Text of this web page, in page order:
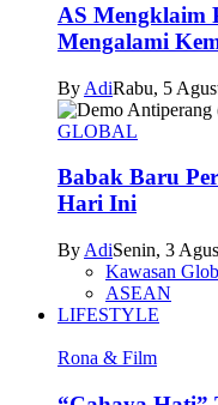
AS Mengklaim
Mengalami
By AdiRabu, 5
GLOBAL
Babak Baru
Hari Ini
By AdiSenin, 3
Kawasan
ASEAN
LIFESTYLE
Rona & Film